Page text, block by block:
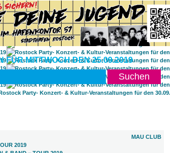
MITTWOCH DEN 25.09.2019
MAU CLUB